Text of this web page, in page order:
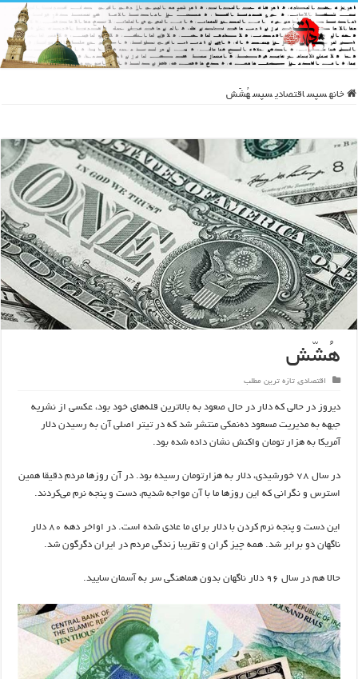
خانه سپس اقتصادی سپس هُشّش
هُشّش
اقتصادی,تازه ترین مطلب
دیروز در حالی که دلار در حال صعود به بالاترین قله‌های خود بود، عکسی از نشریه
جبهه به مدیریت مسعود ده‌نمکی منتشر شد که در تیتر اصلی آن به رسیدن دلار
آمریکا به هزار تومان واکنش نشان داده شده بود.
در سال ۷۸ خورشیدی، دلار به هزارتومان رسیده بود. در آن روزها مردم دقیقا همین
استرس و نگرانی که این روزها ما با آن مواجه شدیم، دست و پنجه نرم می‌کردند.
این دست و پنجه نرم کردن با دلار برای ما عادی شده است. در اواخر دهه ۸۰ دلار
ناگهان دو برابر شد. همه چیز گران و تقریبا زندگی مردم در ایران دگرگون شد.
حالا هم در سال ۹۶ دلار ناگهان بدون هماهنگی سر به آسمان سایید.